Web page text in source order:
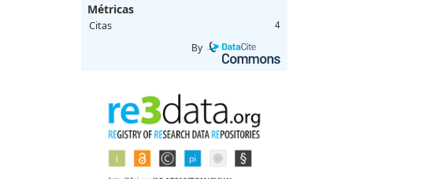
Métricas
Citas 4
By